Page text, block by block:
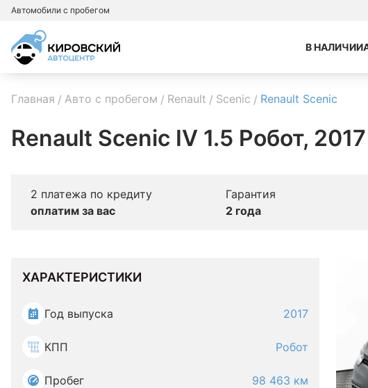
Автомобили с пробегом
В НАЛИЧИИ
Главная Авто с пробегом Renault Scenic Renault Scenic
Renault Scenic IV 1.5 Робот, 2017
2 платежа по кредиту
оплатим за вас
Гарантия
2 года
ХАРАКТЕРИСТИКИ
Год выпуска 2017
КПП Робот
Пробег 98 463 км